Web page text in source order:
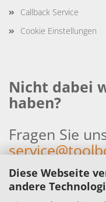
Diese Webseite
andere
Callback Service
Cookie Einstellungen
Nicht dabei
haben?
Fragen Sie